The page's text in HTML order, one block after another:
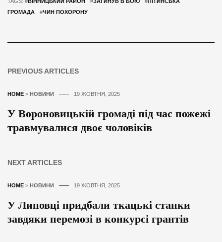
ГРОМАДА
#ЧИН ПОХОРОНУ
PREVIOUS ARTICLES
HOME > НОВИНИ 19 ЖОВТНЯ, 2025
У Вороновицькій громаді під час пожежі
травмувалися двоє чоловіків
NEXT ARTICLES
HOME > НОВИНИ 19 ЖОВТНЯ, 2025
У Липовці придбали ткацькі станки
завдяки перемозі в конкурсі грантів